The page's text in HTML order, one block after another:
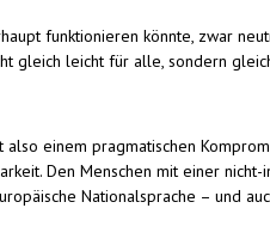
funktionieren könnte, zwar
gleich leicht für alle, sondern
einem pragmatischen
Den Menschen mit einer nicht-
Nationalsprache – und